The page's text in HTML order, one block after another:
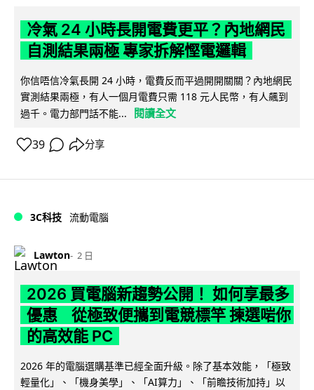
冷氣 24 小時長開電費更平？內地網民
自測結果兩極 專家拆解慳電邏輯
你信唔信冷氣長開 24 小時，電費反而平過開開關關？內地網民
實測結果兩極，有人一個月電費只需 118 元人民幣，有人飆到
過千。電力部門話不能...
閱讀全文
39 分享
3C科技 流動電腦
Lawton 2 日
2026 買電腦新趨勢公開！ 如何享最多
優惠 從極致便攜到電競標竿 揀選啱你
的高效能 PC
2026 年的電腦選購基準已經全面升級。除了基本效能，「極致
輕量化」、「機身美學」、「AI算力」、「前瞻技術加持」以